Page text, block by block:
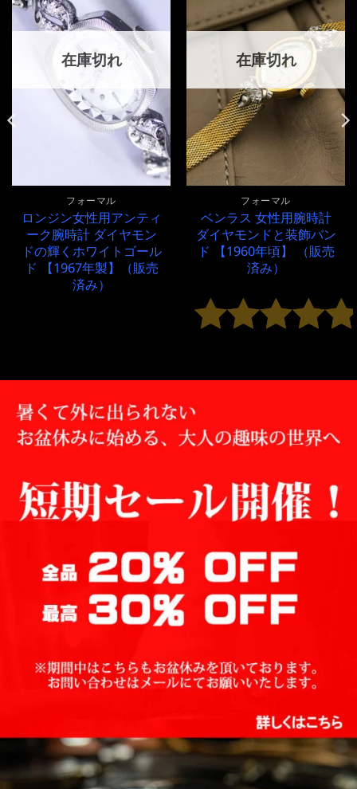
在庫切れ
フォーマル
ロンジン女性用アンティ
ーク腕時計 ダイヤモン
ドの輝くホワイトゴール
ド 【1967年製】（販売
済み）
在庫切れ
フォーマル
ベンラス 女性用腕時計
ダイヤモンドと装飾バン
ド 【1960年頃】 （販売
済み）